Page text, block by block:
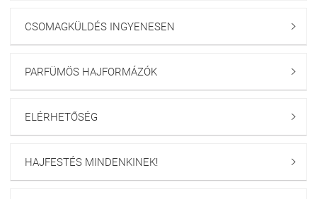
CSOMAGKÜLDÉS INGYENESEN 
PARFÜMÖS HAJFORMÁZÓK 
ELÉRHETŐSÉG 
HAJFESTÉS MINDENKINEK! 